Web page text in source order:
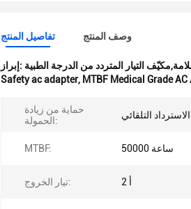
تفاصيل المنتج وصف المنتج
إبراز:
Safety ac adapter, MTBF Medical Grade
حماية من زيادة
الحمولة:
الاسترداد التلقائي
MTBF: 50000 ساعة
تيار الخروج: 2 أ